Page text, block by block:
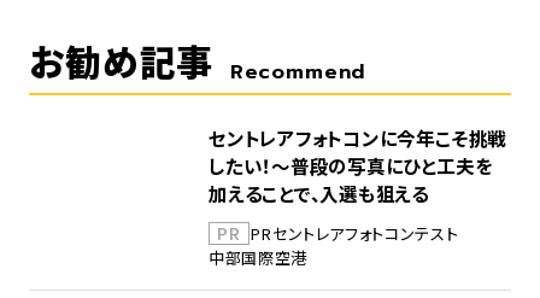
お勧め記事 Recommend
セントレアフォトコンに今年こそ挑戦
したい！～普段の写真にひと工夫を
加えることで、入選も狙える
PR PRセントレアフォトコンテスト
中部国際空港